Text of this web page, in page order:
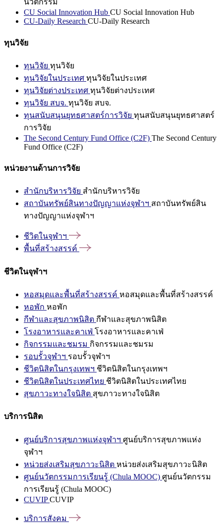
นวัตกรรม
CU Social Innovation Hub CU Social Innovation Hub
CU-Daily Research CU-Daily Research
ทุนวิจัย
ทุนวิจัย ทุนวิจัย
ทุนวิจัยในประเทศ ทุนวิจัยในประเทศ
ทุนวิจัยต่างประเทศ ทุนวิจัยต่างประเทศ
ทุนวิจัย สบจ. ทุนวิจัย สบจ.
ทุนสนับสนุนยุทธศาสตร์การวิจัย ทุนสนับสนุนยุทธศาสตร์
การวิจัย
The Second Century Fund Office (C2F) The Second Century
Fund Office (C2F)
หน่วยงานด้านการวิจัย
สำนักบริหารวิจัย สำนักบริหารวิจัย
สถาบันทรัพย์สินทางปัญญาแห่งจุฬาฯ สถาบันทรัพย์สิน
ทางปัญญาแห่งจุฬาฯ
ชีวิตในจุฬาฯ
พื้นที่สร้างสรรค์
ชีวิตในจุฬาฯ
หอสมุดและพื้นที่สร้างสรรค์ หอสมุดและพื้นที่สร้างสรรค์
หอพัก หอพัก
กีฬาและสุขภาพนิสิต กีฬาและสุขภาพนิสิต
โรงอาหารและคาเฟ่ โรงอาหารและคาเฟ่
กิจกรรมและชมรม กิจกรรมและชมรม
รอบรั้วจุฬาฯ รอบรั้วจุฬาฯ
ชีวิตนิสิตในกรุงเทพฯ ชีวิตนิสิตในกรุงเทพฯ
ชีวิตนิสิตในประเทศไทย ชีวิตนิสิตในประเทศไทย
สุขภาวะทางใจนิสิต สุขภาวะทางใจนิสิต
บริการนิสิต
ศูนย์บริการสุขภาพแห่งจุฬาฯ ศูนย์บริการสุขภาพแห่ง
จุฬาฯ
หน่วยส่งเสริมสุขภาวะนิสิต หน่วยส่งเสริมสุขภาวะนิสิต
ศูนย์นวัตกรรมการเรียนรู้ (Chula MOOC) ศูนย์นวัตกรรม
การเรียนรู้ (Chula MOOC)
CUVIPCUVIP
บริการสังคม